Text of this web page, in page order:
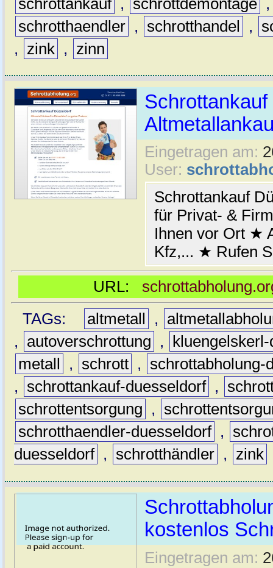
schrottankauf , schrottdemontage
schrotthaendler , schrotthandel ,
,
zink , zinn
Schrottankauf
Eingetragen am:
User:
Schrottankauf
für Privat- &
Ihnen vor Ort ★
Kfz,... ★ Rufen
URL:
TAGs:
altmetall ,
,
autoverschrottung ,
metall
, schrott ,
schrottabholung-
,
schrottankauf-duesseldorf ,
schrottentsorgung
,
schrotthaendler-duesseldorf ,
duesseldorf , schrotthändler , zink
kostenlos
Eingetragen am: